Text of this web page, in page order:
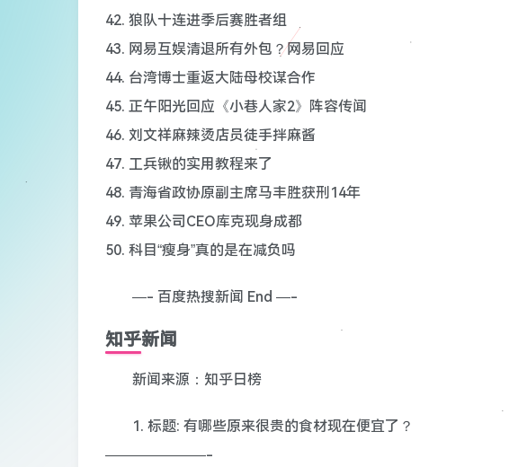
42. 狼队十连进季后赛胜者组
43. 网易互娱清退所有外包？网易回应
44. 台湾博士重返大陆母校谋合作
45. 正午阳光回应《小巷人家2》阵容传闻
46. 刘文祥麻辣烫店员徒手拌麻酱
47. 工兵锹的实用教程来了
48. 青海省政协原副主席马丰胜获刑14年
49. 苹果公司CEO库克现身成都
50. 科目“瘦身”真的是在减负吗
—- 百度热搜新闻 End —-
知乎新闻
新闻来源：知乎日榜
1. 标题: 有哪些原来很贵的食材现在便宜了？
———————-